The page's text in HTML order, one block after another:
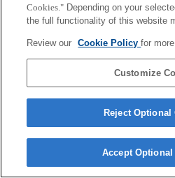
Cookies." Depending on your
the full functionality of this website
Review our Cookie Policyfor
Customize
Reject Optional
Accept Optional